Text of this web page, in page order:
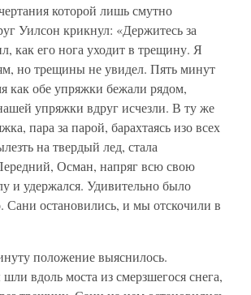
которой лишь смутно
Уилсон крикнул: «Держитесь за
как его нога уходит в трещину. Я
но трещины не увидел. Пять минут
как обе упряжки бежали рядом,
упряжки вдруг исчезли. В ту же
пара за парой, барахтаясь изо всех
на твердый лед, стала
Осман, напряг всю свою
и удержался. Удивительно было
Сани остановились, и мы отскочили в
положение выяснилось.
вдоль моста из смерзшегося снега,